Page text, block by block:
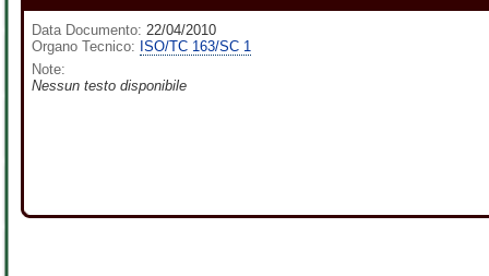
Data Documento: 22/04/2010
Organo Tecnico: ISO/TC 163/SC 1
Note:
Nessun testo disponibile